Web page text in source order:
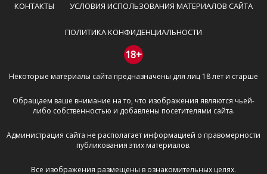
КОНТАКТЫ УСЛОВИЯ ИСПОЛЬЗОВАНИЯ МАТЕРИАЛОВ САЙТА
ПОЛИТИКА КОНФИДЕНЦИАЛЬНОСТИ
18+
Некоторые материалы сайта предназначены для лиц 18 лет и старше
Обращаем ваше внимание на то, что изображения являются чьей-
либо собственностью и добавлены посетителями сайта.
Администрация сайта не располагает информацией о правомерности
публикования этих материалов.
Все изображения размещены в ознакомительных целях.